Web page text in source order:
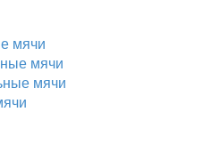
мячи
мячи
мячи